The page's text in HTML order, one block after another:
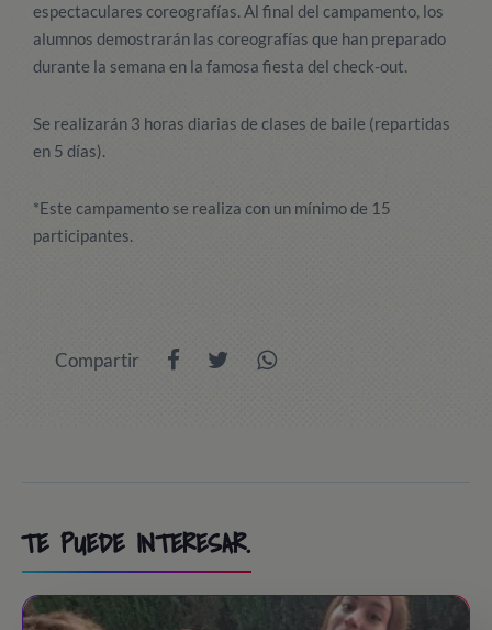
espectaculares coreografías. Al final del campamento, los
alumnos demostrarán las coreografías que han preparado
durante la semana en la famosa fiesta del check-out.
Se realizarán 3 horas diarias de clases de baile (repartidas
en 5 días).
*Este campamento se realiza con un mínimo de 15
participantes.
Compartir
TE PUEDE INTERESAR.